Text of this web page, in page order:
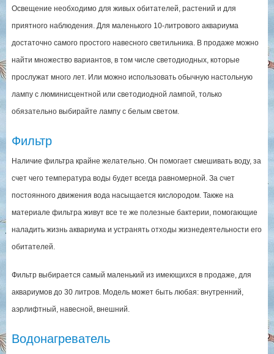
Освещение необходимо для живых обитателей, растений и для
приятного наблюдения. Для маленького 10-литрового аквариума
достаточно самого простого навесного светильника. В продаже можно
найти множество вариантов, в том числе светодиодных, которые
прослужат много лет. Или можно использовать обычную настольную
лампу с люминисцентной или светодиодной лампой, только
обязательно выбирайте лампу с белым светом.
Фильтр
Наличие фильтра крайне желательно. Он помогает смешивать воду, за
счет чего температура воды будет всегда равномерной. За счет
постоянного движения вода насыщается кислородом. Также на
материале фильтра живут все те же полезные бактерии, помогающие
наладить жизнь аквариума и устранять отходы жизнедеятельности его
обитателей.
Фильтр выбирается самый маленький из имеющихся в продаже, для
аквариумов до 30 литров. Модель может быть любая: внутренний,
аэрлифтный, навесной, внешний.
Водонагреватель